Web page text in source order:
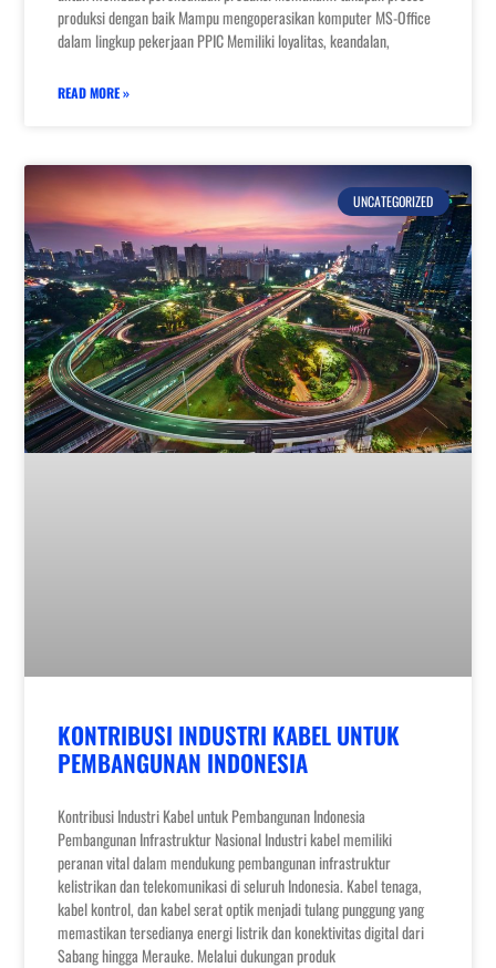
produksi dengan baik Mampu mengoperasikan komputer MS-Office
dalam lingkup pekerjaan PPIC Memiliki loyalitas, keandalan,
READ MORE »
UNCATEGORIZED
KONTRIBUSI INDUSTRI KABEL UNTUK
PEMBANGUNAN INDONESIA
Kontribusi Industri Kabel untuk Pembangunan Indonesia
Pembangunan Infrastruktur Nasional Industri kabel memiliki
peranan vital dalam mendukung pembangunan infrastruktur
kelistrikan dan telekomunikasi di seluruh Indonesia. Kabel tenaga,
kabel kontrol, dan kabel serat optik menjadi tulang punggung yang
memastikan tersedianya energi listrik dan konektivitas digital dari
Sabang hingga Merauke. Melalui dukungan produk